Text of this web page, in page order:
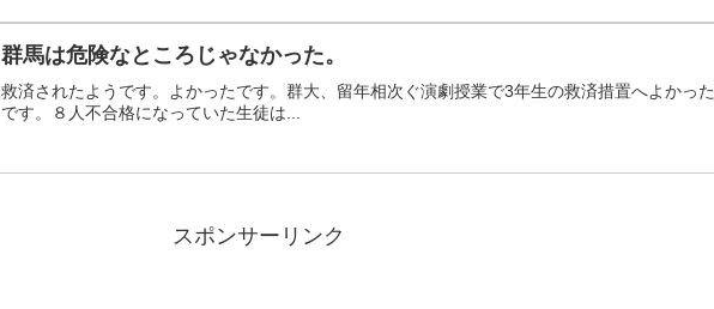
群馬は危険なところじゃなかった。
救済されたようです。よかったです。群大、留年相次ぐ演劇授業で3年生の救済措置へよかった
です。８人不合格になっていた生徒は...
スポンサーリンク